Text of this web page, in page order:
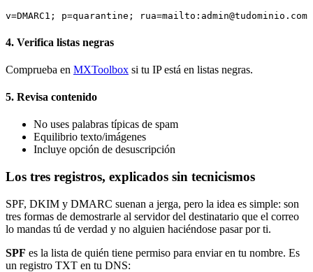
v=DMARC1; p=quarantine; rua=mailto:admin@tudominio.com
4. Verifica listas negras
Comprueba en MXToolbox si tu IP está en listas negras.
5. Revisa contenido
No uses palabras típicas de spam
Equilibrio texto/imágenes
Incluye opción de desuscripción
Los tres registros, explicados sin tecnicismos
SPF, DKIM y DMARC suenan a jerga, pero la idea es simple: son
tres formas de demostrarle al servidor del destinatario que el correo
lo mandas tú de verdad y no alguien haciéndose pasar por ti.
SPF es la lista de quién tiene permiso para enviar en tu nombre. Es
un registro TXT en tu DNS: